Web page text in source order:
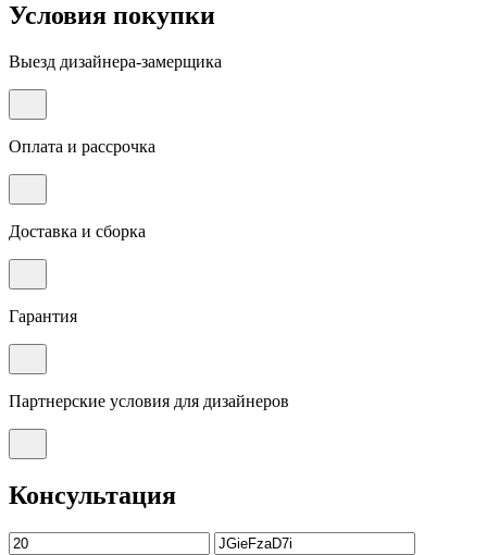
Условия покупки
Выезд дизайнера-замерщика
Оплата и рассрочка
Доставка и сборка
Гарантия
Партнерские условия для дизайнеров
Консультация